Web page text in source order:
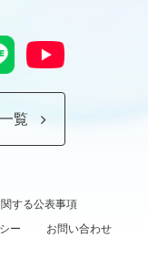
覧
する公表事項
ー
お問い合わせ